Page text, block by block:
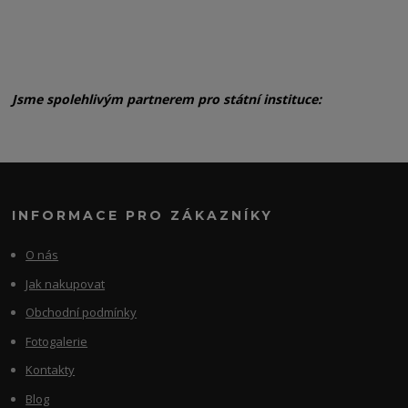
Jsme spolehlivým partnerem pro státní instituce:
INFORMACE PRO ZÁKAZNÍKY
O nás
Jak nakupovat
Obchodní podmínky
Fotogalerie
Kontakty
Blog